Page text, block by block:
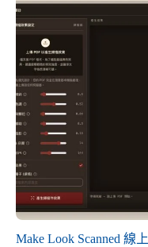
Make Look Scanned 線